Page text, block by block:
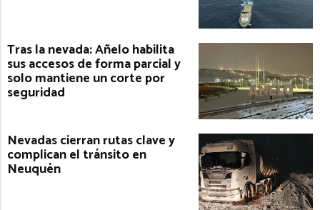
Tras la nevada: Añelo habilita
sus accesos de forma parcial y
solo mantiene un corte por
seguridad
Nevadas cierran rutas clave y
complican el tránsito en
Neuquén